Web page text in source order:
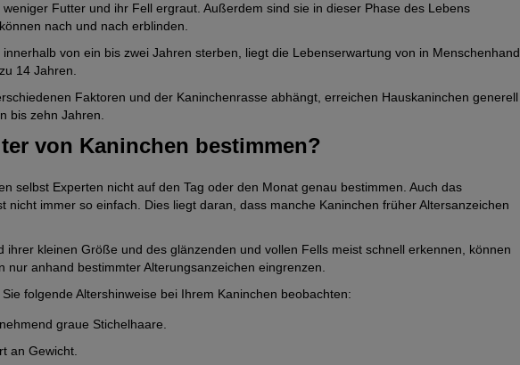
Futter und ihr Fell ergraut. Außerdem sind sie in dieser Phase des Lebens
nach und nach erblinden.
von ein bis zwei Jahren sterben, liegt die Lebenserwartung von in Menschenhand
14 Jahren.
Faktoren und der Kaninchenrasse abhängt, erreichen Hauskaninchen generell
bis zehn Jahren.
von Kaninchen bestimmen?
selbst Experten nicht auf den Tag oder den Monat genau bestimmen. Auch das
nicht immer so einfach. Dies liegt daran, dass manche Kaninchen früher Altersanzeichen
ihrer kleinen Größe und des glänzenden und vollen Fells meist schnell erkennen, können
nur anhand bestimmter Alterungsanzeichen eingrenzen.
folgende Altershinweise bei Ihrem Kaninchen beobachten:
graue Stichelhaare.
an Gewicht.